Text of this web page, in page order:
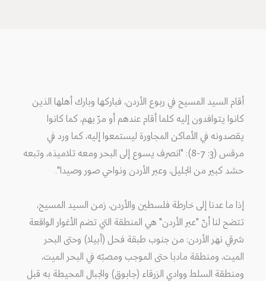
أقام السيد المسيح في ربوع الأردن، فباركها وبارك أهلها الذين
كانوا يتوافدون إليه كلما أقام عندهم أو مرّ بهم، كما كانوا
يقصدونه في الأماكن المجاورة ليستمعوا إليه، كما ورد في
مرقس (3: 7-8): "انصرف يسوع إلى البحر ومعه تلاميذه، وتبعه
حشد كبير من الجليل، وعبر الأردن ونواحي صور وصيدا".
إذا ما عدنا إلى خارطة فلسطين والأردن، زمن السيد المسيح،
تتضح لنا أنّ "عبر الأردن" هي المنطقة التي تضم الأغوار الواقعة
شرقي نهر الأردن: من جنوب طبقة فحل (أبيلا) وحتى البحر
الميت، ومنطقة مادبا حتى الموجب ومصبّه في البحر الميت،
ومنطقة السلط ووادي الزرقاء (جابوق) والجبال المحيطة به قبل